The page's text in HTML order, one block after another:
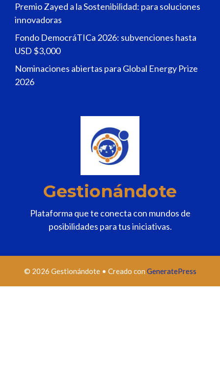
Premio Zayed a la Sostenibilidad: para soluciones
innovadoras
Fondo DemocráTICa 2026: subvenciones hasta
USD $3,000
Nominaciones abiertas para Global Energy Prize
2026
Gestionándote
Plataforma que te conecta con mundos de
posibilidades para tus iniciativas.
© 2026 Gestionándote• Creado con GeneratePress